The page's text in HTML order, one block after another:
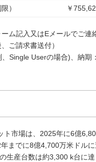
） ￥
ム記入又はEメールでご連
ご請求書送付）
Single Userの場合)、納
ト市場は、2025年に6億
までに8億4,700万米ドル
生産台数は約3,300 k台に